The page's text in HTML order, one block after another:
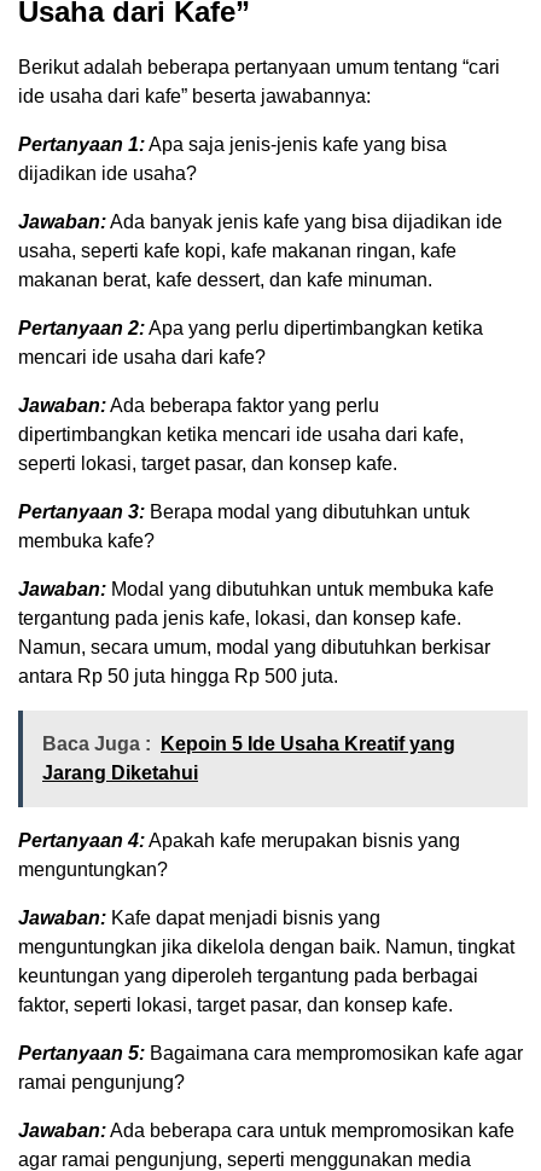
Usaha dari Kafe”
Berikut adalah beberapa pertanyaan umum tentang “cari
ide usaha dari kafe” beserta jawabannya:
Pertanyaan 1:Apa saja jenis-jenis kafe yang bisa
dijadikan ide usaha?
Jawaban:Ada banyak jenis kafe yang bisa dijadikan ide
usaha, seperti kafe kopi, kafe makanan ringan, kafe
makanan berat, kafe dessert, dan kafe minuman.
Pertanyaan 2:Apa yang perlu dipertimbangkan ketika
mencari ide usaha dari kafe?
Jawaban:Ada beberapa faktor yang perlu
dipertimbangkan ketika mencari ide usaha dari kafe,
seperti lokasi, target pasar, dan konsep kafe.
Pertanyaan 3: Berapa modal yang dibutuhkan untuk
membuka kafe?
Jawaban: Modal yang dibutuhkan untuk membuka kafe
tergantung pada jenis kafe, lokasi, dan konsep kafe.
Namun, secara umum, modal yang dibutuhkan berkisar
antara Rp 50 juta hingga Rp 500 juta.
Baca Juga :
Kepoin 5 Ide Usaha Kreatif yang
Jarang Diketahui
Pertanyaan 4:Apakah kafe merupakan bisnis yang
menguntungkan?
Jawaban: Kafe dapat menjadi bisnis yang
menguntungkan jika dikelola dengan baik. Namun, tingkat
keuntungan yang diperoleh tergantung pada berbagai
faktor, seperti lokasi, target pasar, dan konsep kafe.
Pertanyaan 5: Bagaimana cara mempromosikan kafe agar
ramai pengunjung?
Jawaban:Ada beberapa cara untuk mempromosikan kafe
agar ramai pengunjung, seperti menggunakan media